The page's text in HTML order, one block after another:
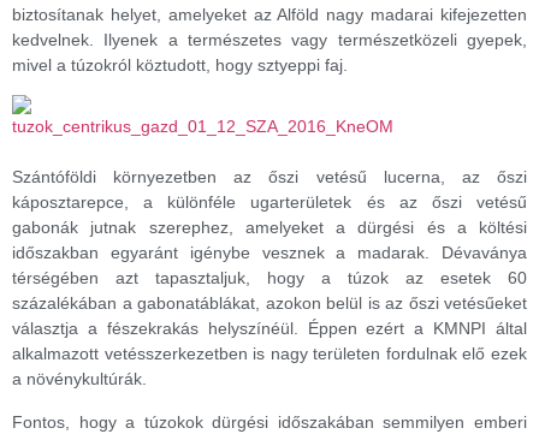
biztosítanak helyet, amelyeket az Alföld nagy madarai kifejezetten
kedvelnek. Ilyenek a természetes vagy természetközeli gyepek,
mivel a túzokról köztudott, hogy sztyeppi faj.
Szántóföldi környezetben az őszi vetésű lucerna, az őszi
káposztarepce, a különféle ugarterületek és az őszi vetésű
gabonák jutnak szerephez, amelyeket a dürgési és a költési
időszakban egyaránt igénybe vesznek a madarak. Dévaványa
térségében azt tapasztaljuk, hogy a túzok az esetek 60
százalékában a gabonatáblákat, azokon belül is az őszi vetésűeket
választja a fészekrakás helyszínéül. Éppen ezért a KMNPI által
alkalmazott vetésszerkezetben is nagy területen fordulnak elő ezek
a növénykultúrák.
Fontos, hogy a túzokok dürgési időszakában semmilyen emberi